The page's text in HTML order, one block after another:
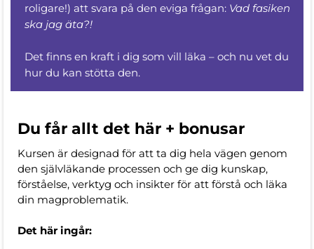
roligare!) att svara på den eviga frågan: Vad fasiken
ska jag äta?!
Det finns en kraft i dig som vill läka – och nu vet du
hur du kan stötta den.
Du får allt det här + bonusar
Kursen är designad för att ta dig hela vägen genom
den självläkande processen och ge dig kunskap,
förståelse, verktyg och insikter för att förstå och läka
din magproblematik.
Det här ingår: